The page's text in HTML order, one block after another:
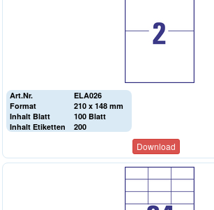
Art.Nr.
ELA026
Format
210 x 148 mm
Inhalt Blatt
100 Blatt
Inhalt Etiketten
200
Download